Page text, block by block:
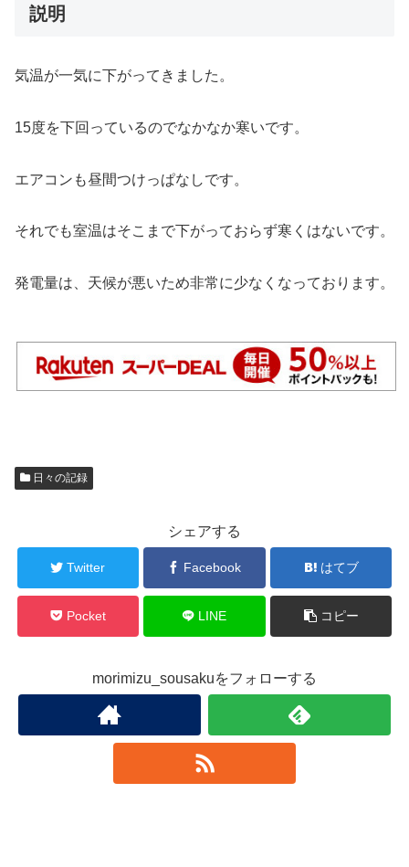
説明
気温が一気に下がってきました。
15度を下回っているのでなかなか寒いです。
エアコンも昼間つけっぱなしです。
それでも室温はそこまで下がっておらず寒くはないです。
発電量は、天候が悪いため非常に少なくなっております。
日々の記録
シェアする
Twitter Facebook はてブ
Pocket LINE コピー
morimizu_sousakuをフォローする